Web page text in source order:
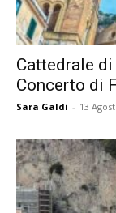
Cattedrale
Concerto di
Sara Galdi - 13